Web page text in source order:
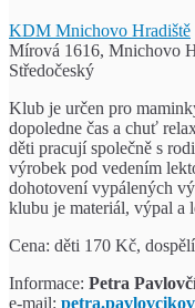
KDM Mnichovo Hradiště
Mírová 1616, Mnichovo
Středočeský
Klub je určen pro
dopoledne čas a chuť
děti pracují společně s
výrobek pod vedením
dohotovení vypálených
klubu je materiál, výpal a
Cena: děti 170 Kč,
Informace: Petra
e-mail: